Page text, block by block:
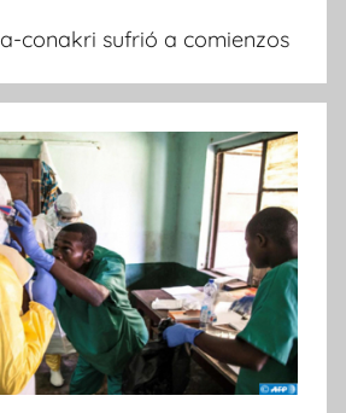
conakri sufrió a comienzos